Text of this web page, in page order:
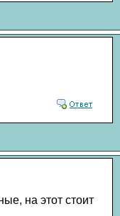
на этот стоит